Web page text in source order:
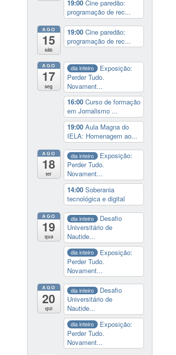
19:00 Cine paredão:
programação de rec...
AGO
15
sáb
19:00 Cine paredão:
programação de rec...
AGO
17
seg
dia inteiro
Exposição:
Perder Tudo.
Novament...
16:00 Curso de formação
em Jornalismo ...
19:00 Aula Magna do
IELA: Homenagem ao...
AGO
18
ter
dia inteiro
Exposição:
Perder Tudo.
Novament...
14:00 Soberania
tecnológica e digital
AGO
19
qua
dia inteiro
Desafio
Universitário de
Nautide...
dia inteiro
Exposição:
Perder Tudo.
Novament...
AGO
20
qui
dia inteiro
Desafio
Universitário de
Nautide...
dia inteiro
Exposição:
Perder Tudo.
Novament...